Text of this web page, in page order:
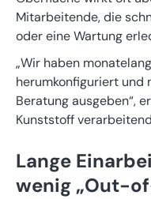
Mitarbeitende, die
oder eine Wartung
„Wir haben
herumkonfiguriert und
Beratung ausgeben“,
Kunststoff
Lange
wenig „Out-